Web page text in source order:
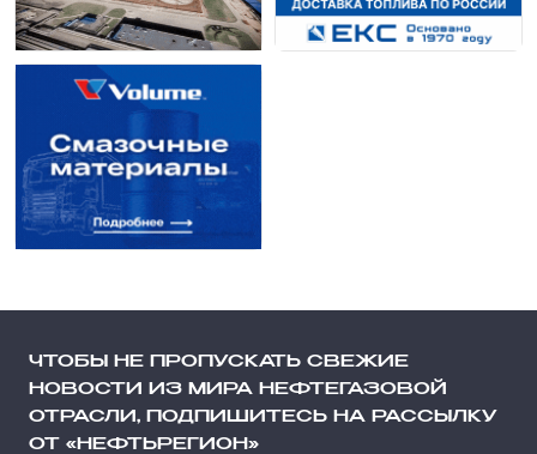
ЧТОБЫ НЕ ПРОПУСКАТЬ СВЕЖИЕ
НОВОСТИ ИЗ МИРА НЕФТЕГАЗОВОЙ
ОТРАСЛИ, ПОДПИШИТЕСЬ НА РАССЫЛКУ
ОТ «НЕФТЬРЕГИОН»